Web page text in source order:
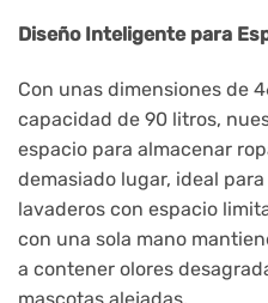
Diseño Inteligente para
Con unas dimensiones de
capacidad de 90 litros,
espacio para almacenar
demasiado lugar, ideal
lavaderos con espacio
con una sola mano
a contener olores